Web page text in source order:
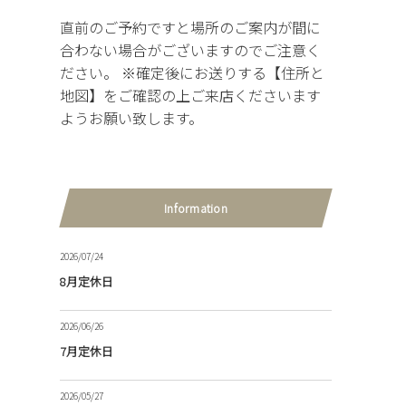
直前のご予約ですと場所のご案内が間に
合わない場合がございますのでご注意く
ださい。 ※確定後にお送りする【住所と
地図】をご確認の上ご来店くださいます
ようお願い致します。
Information
2026/07/24
8月定休日
2026/06/26
7月定休日
2026/05/27